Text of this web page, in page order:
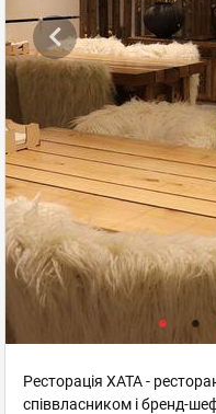
Ресторація ХАТА -
співвласником і бренд-